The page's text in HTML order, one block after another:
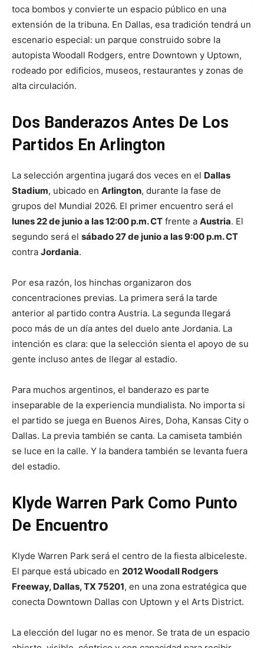
toca bombos y convierte un espacio público en una
extensión de la tribuna. En Dallas, esa tradición tendrá un
escenario especial: un parque construido sobre la
autopista Woodall Rodgers, entre Downtown y Uptown,
rodeado por edificios, museos, restaurantes y zonas de
alta circulación.
Dos Banderazos Antes De Los
Partidos En Arlington
La selección argentina jugará dos veces en el Dallas
Stadium, ubicado en Arlington, durante la fase de
grupos del Mundial 2026. El primer encuentro será el
lunes 22 de junio a las 12:00 p.m. CT frente a Austria. El
segundo será el sábado 27 de junio a las 9:00 p.m. CT
contra Jordania.
Por esa razón, los hinchas organizaron dos
concentraciones previas. La primera será la tarde
anterior al partido contra Austria. La segunda llegará
poco más de un día antes del duelo ante Jordania. La
intención es clara: que la selección sienta el apoyo de su
gente incluso antes de llegar al estadio.
Para muchos argentinos, el banderazo es parte
inseparable de la experiencia mundialista. No importa si
el partido se juega en Buenos Aires, Doha, Kansas City o
Dallas. La previa también se canta. La camiseta también
se luce en la calle. Y la bandera también se levanta fuera
del estadio.
Klyde Warren Park Como Punto
De Encuentro
Klyde Warren Park será el centro de la fiesta albiceleste.
El parque está ubicado en 2012 Woodall Rodgers
Freeway, Dallas, TX 75201, en una zona estratégica que
conecta Downtown Dallas con Uptown y el Arts District.
La elección del lugar no es menor. Se trata de un espacio